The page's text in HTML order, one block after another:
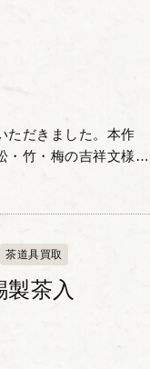
ただきました。本作
・竹・梅の吉祥文様が
茶道具買取
製茶入